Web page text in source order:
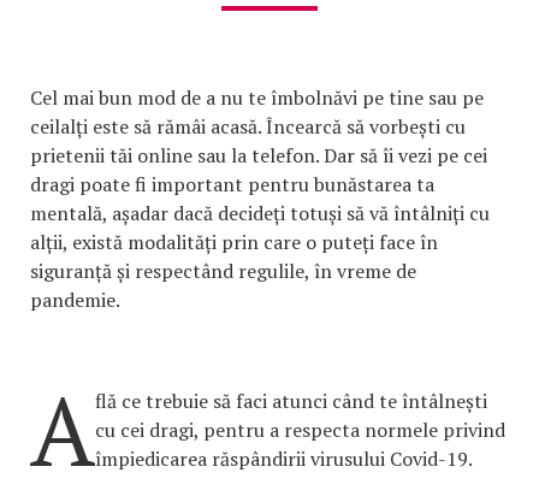
Cel mai bun mod de a nu te îmbolnăvi pe tine sau pe
ceilalți este să rămâi acasă. Încearcă să vorbești cu
prietenii tăi online sau la telefon. Dar să îi vezi pe cei
dragi poate fi important pentru bunăstarea ta
mentală, așadar dacă decideți totuși să vă întâlniți cu
alții, există modalități prin care o puteți face în
siguranță și respectând regulile, în vreme de
pandemie.
Află ce trebuie să faci atunci când te întâlnești
cu cei dragi, pentru a respecta normele privind
împiedicarea răspândirii virusului Covid-19.